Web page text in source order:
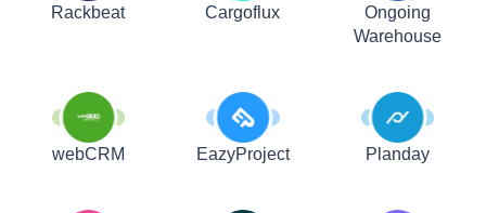
Rackbeat Cargoflux
Ongoing
Warehouse
webCRM EazyProject Planday